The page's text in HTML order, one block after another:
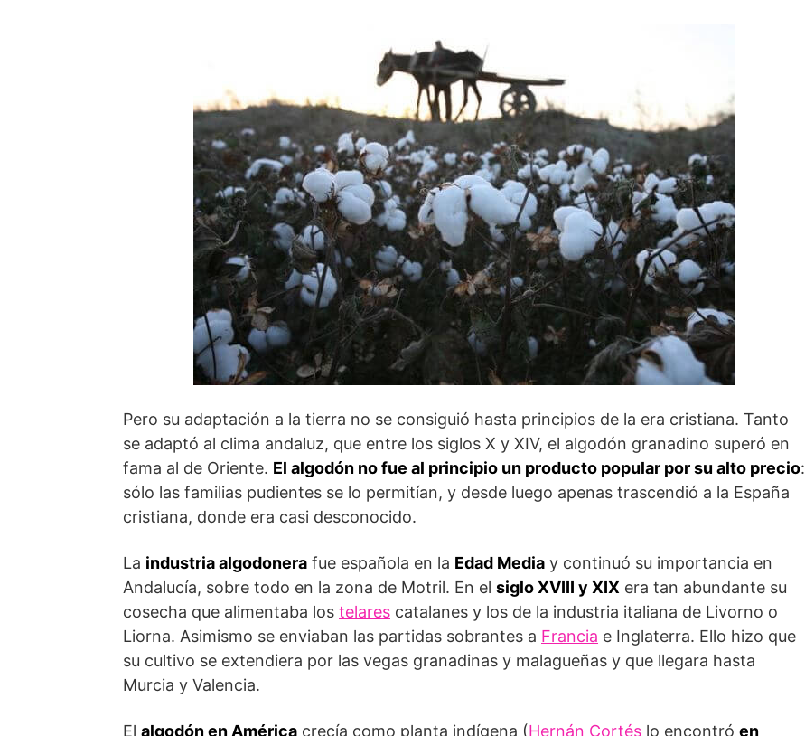
Pero su adaptación a la tierra no se consiguió hasta principios de la era cristiana. Tanto
se adaptó al clima andaluz, que entre los siglos X y XIV, el algodón granadino superó en
fama al de Oriente. El algodón no fue al principio un producto popular por su alto precio:
sólo las familias pudientes se lo permitían, y desde luego apenas trascendió a la España
cristiana, donde era casi desconocido.
La industria algodonera fue española en la Edad Media y continuó su importancia en
Andalucía, sobre todo en la zona de Motril. En el siglo XVIII y XIX era tan abundante su
cosecha que alimentaba los telares catalanes y los de la industria italiana de Livorno o
Liorna. Asimismo se enviaban las partidas sobrantes a Francia e Inglaterra. Ello hizo que
su cultivo se extendiera por las vegas granadinas y malagueñas y que llegara hasta
Murcia y Valencia.
El algodón en América crecía como planta indígena (Hernán Cortés lo encontró en